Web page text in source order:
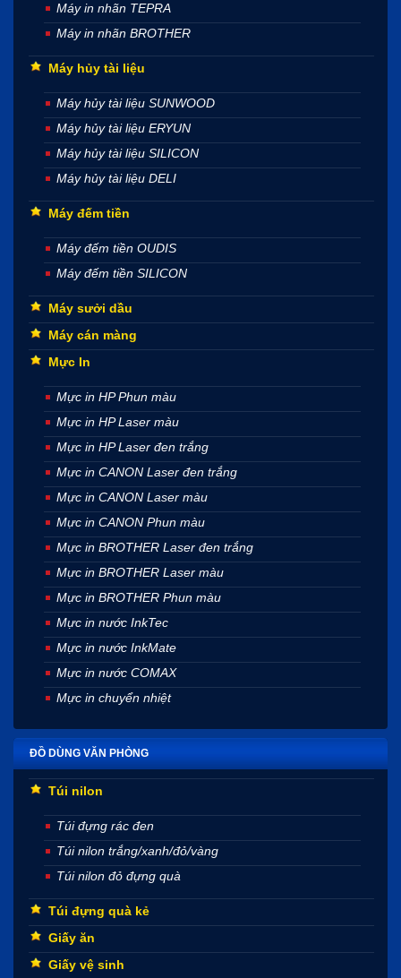
Máy in nhãn TEPRA
Máy in nhãn BROTHER
Máy hủy tài liệu
Máy hủy tài liệu SUNWOOD
Máy hủy tài liệu ERYUN
Máy hủy tài liệu SILICON
Máy hủy tài liệu DELI
Máy đếm tiền
Máy đếm tiền OUDIS
Máy đếm tiền SILICON
Máy sưởi dầu
Máy cán màng
Mực In
Mực in HP Phun màu
Mực in HP Laser màu
Mực in HP Laser đen trắng
Mực in CANON Laser đen trắng
Mực in CANON Laser màu
Mực in CANON Phun màu
Mực in BROTHER Laser đen trắng
Mực in BROTHER Laser màu
Mực in BROTHER Phun màu
Mực in nước InkTec
Mực in nước InkMate
Mực in nước COMAX
Mực in chuyển nhiệt
ĐỒ DÙNG VĂN PHÒNG
Túi nilon
Túi đựng rác đen
Túi nilon trắng/xanh/đỏ/vàng
Túi nilon đỏ đựng quà
Túi đựng quà kẻ
Giấy ăn
Giấy vệ sinh